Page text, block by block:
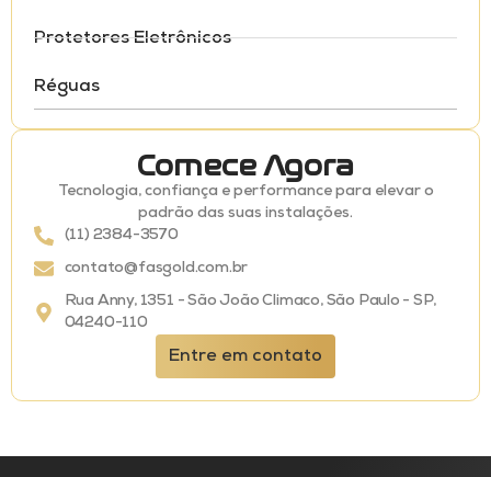
Protetores Eletrônicos
Réguas
Comece Agora
Tecnologia, confiança e performance para elevar o
padrão das suas instalações.
(11) 2384-3570
contato@fasgold.com.br
Rua Anny, 1351 - São João Climaco, São Paulo - SP,
04240-110
Entre em contato